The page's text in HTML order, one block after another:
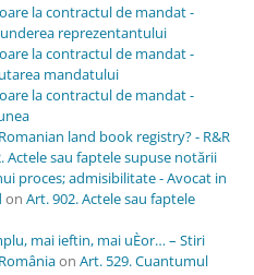
la contractul de mandat -
reprezentantului
la contractul de mandat -
mandatului
la contractul de mandat -
land book registry? - R&R
Actele sau faptele supuse notării
proces; admisibilitate - Avocat in
on Art. 902. Actele sau faptele
mai ieftin, mai uÈor… – Stiri
on Art. 529. Cuantumul